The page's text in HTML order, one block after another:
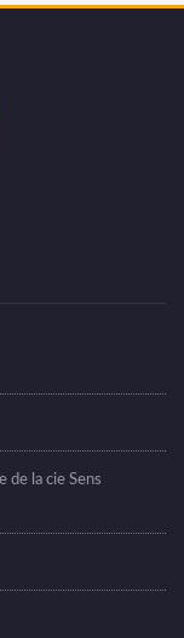
la cie Sens